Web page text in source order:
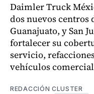
Daimler Truck
dos nuevos centros
Guanajuato, y San
fortalecer su
servicio,
vehículos
REDACCIÓN CLUSTER